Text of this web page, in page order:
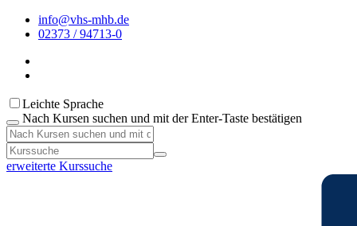
info@vhs-mhb.de
02373 / 94713-0
Leichte Sprache
Nach Kursen suchen und mit der Enter-Taste bestätigen
erweiterte Kurssuche